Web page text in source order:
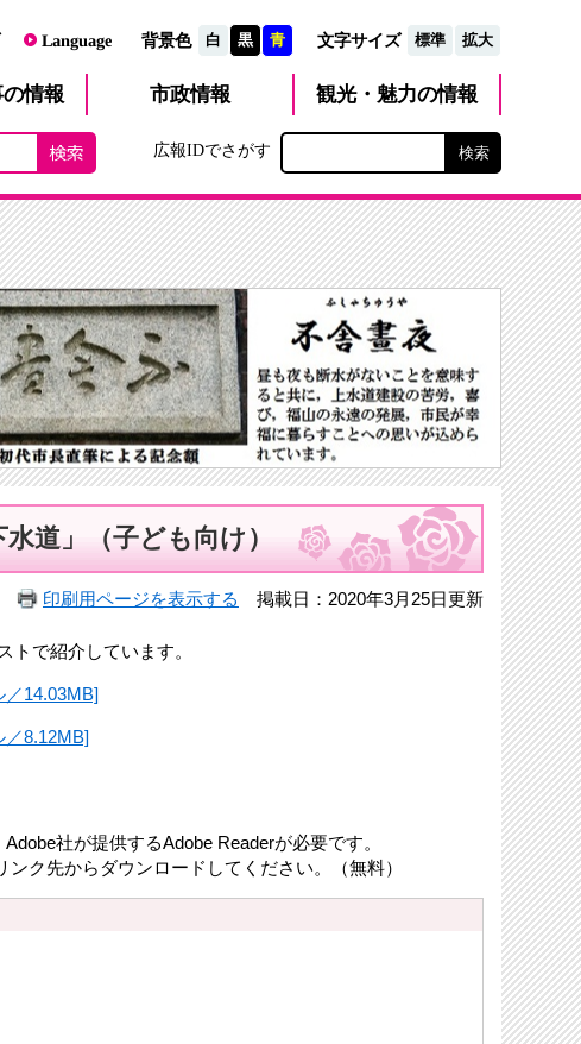
Language 背景色 白 黒 青 文字サイズ 標準 拡大
の情報 市政情報 観光・魅力の情報
広報IDでさがす
道」（子ども向け）
印刷用ページを表示する 掲載日：2020年3月25日更新
で紹介しています。
14.03MB]
8.12MB]
社が提供するAdobe Readerが必要です。
ク先からダウンロードしてください。（無料）